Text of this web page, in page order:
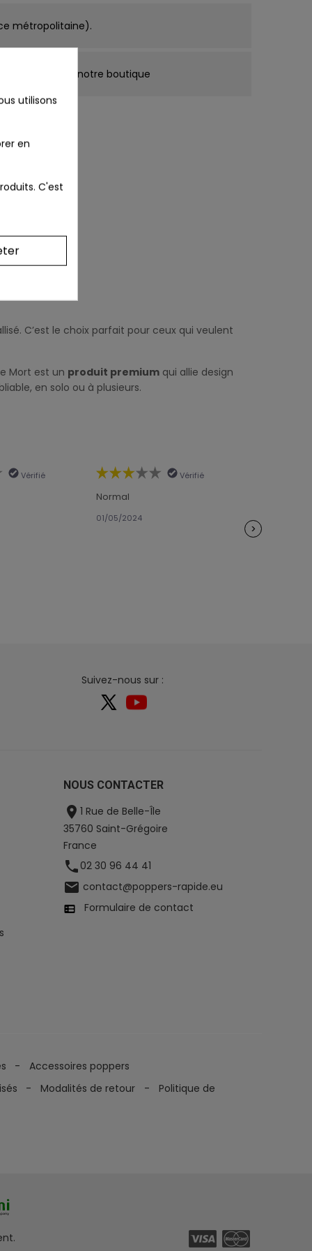
métropolitaine).
mention de notre boutique
C’est le choix parfait pour ceux qui veulent
Mort est un produit premium qui allie design
en solo ou à plusieurs.
Vérifié Vérifié
Normal
01/05/2024 18/04/2024
>
Suivez-nous sur :
NOUS CONTACTER
 1 Rue de Belle-Île
35760 Saint-Grégoire
France
 02 30 96 44 41
 contact@poppers-rapide.eu
Formulaire de contact
Accessoires poppers
Modalités de retour Politique de
utilisons
en
C'est